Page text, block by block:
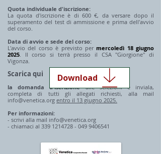
Quota individuale d'iscrizione:
La quota d'iscrizione è di 600 €, da versare dopo il
superamento del test di ammissione e prima dell'avvio
del corso.
Data di avvio e sede del corso:
L'avvio del corso è previsto permercoledì 18 giugno
2025. Il corso si terrà presso il CSA "Giorgione" di
Vigonza.
Scarica qui
la domanda d'iscrizionealle selezioni e inviala,
completa di tutti gli allegati richiesti, alla mail
info@venetica.org entro il 13 giugno 2025.
Per informazioni:
- scrivi alla mail info@venetica.org
- chiamaci al 339 1214728 - 049 9406541
Download